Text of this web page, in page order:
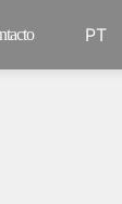
PT
EN